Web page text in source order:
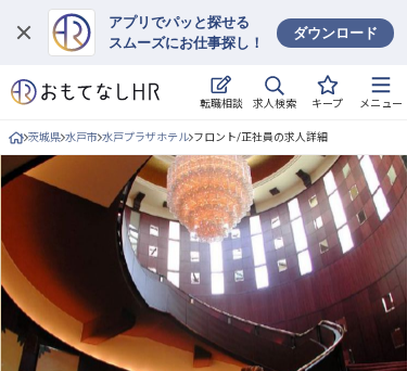
アプリでパッと探せる
スムーズにお仕事探し！
ダウンロード
転職相談 求人検索 キープ メニュー
ログイン
求人・施設を探す
キープした求人
就職・転職 合同説明会
おもてなしHRについて
ご利用の流れ
茨城県 水戸市 水戸プラザホテル フロント/正社員の求人詳細